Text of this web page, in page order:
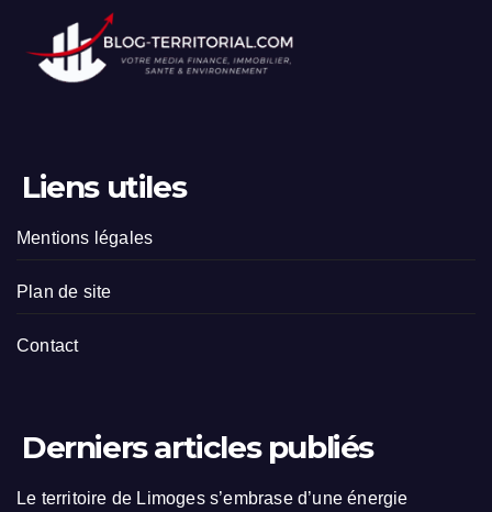
Liens utiles
Mentions légales
Plan de site
Contact
Derniers articles publiés
Le territoire de Limoges s’embrase d’une énergie